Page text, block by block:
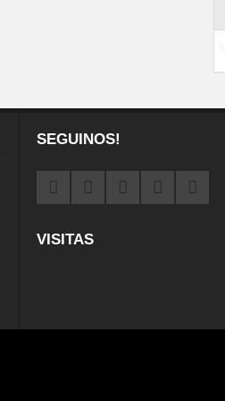
SEGUINOS!
VISITAS